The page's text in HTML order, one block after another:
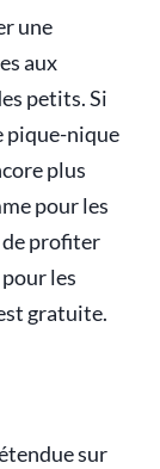
une
aux
petits. Si
pique-nique
plus
pour les
de profiter
les
gratuite.
sur